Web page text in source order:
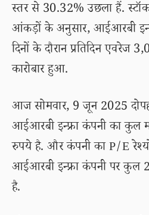
स्तर से 30.32% उछला हैं.
आंकड़ों के अनुसार, आईआरबी
दिनों के दौरान प्रतिदिन एवरेज
कारोबार हुआ.
आज सोमवार, 9 जून 2025
आईआरबी इन्फ्रा कंपनी का कुल
रुपये है. और कंपनी का P/E
आईआरबी इन्फ्रा कंपनी पर कुल
है.